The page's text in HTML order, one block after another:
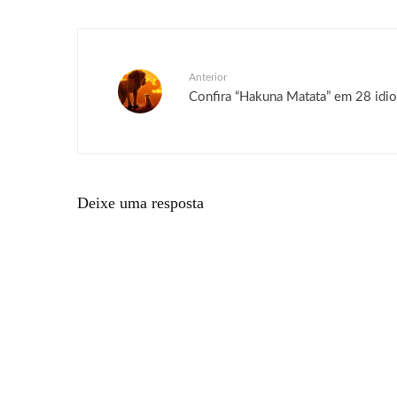
Anterior
Confira “Hakuna Matata” em 28
Deixe uma resposta